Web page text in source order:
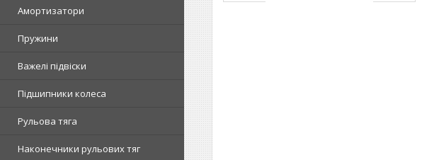
Амортизатори
Пружини
Важелі підвіски
Підшипники колеса
Рульова тяга
Наконечники рульових тяг